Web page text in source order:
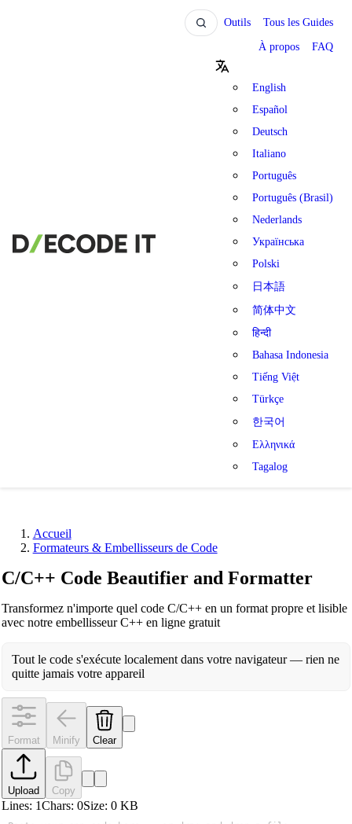
Outils Tous les Guides
À propos FAQ
English
Español
Deutsch
Italiano
Português
Português (Brasil)
Nederlands
Українська
Polski
日本語
简体中文
हिन्दी
Bahasa Indonesia
Tiếng Việt
Türkçe
한국어
Ελληνικά
Tagalog
Accueil
Formateurs & Embellisseurs de Code
C/C++ Code Beautifier and Formatter
Transformez n'importe quel code C/C++ en un format propre et lisible
avec notre embellisseur C++ en ligne gratuit
Tout le code s'exécute localement dans votre navigateur — rien ne
quitte jamais votre appareil
Format Minify Clear
Upload Copy
Lines: 1Chars: 0Size: 0KB